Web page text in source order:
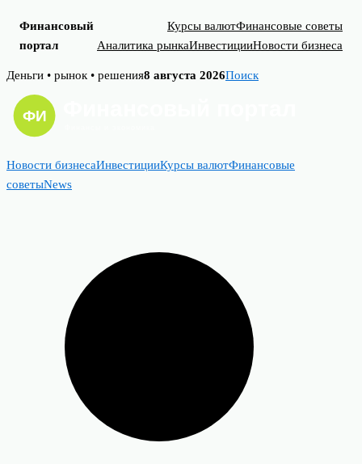
Финансовый
портал
Курсы валютФинансовые советы
Аналитика рынкаИнвестицииНовости бизнеса
Skip
content
Деньги • рынок • решения8 августа 2026Поиск
Новости бизнесаИнвестицииКурсы валютФинансовые
советыNews